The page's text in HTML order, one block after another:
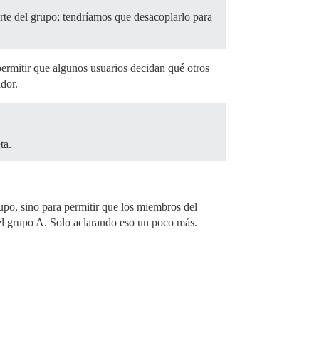
del grupo; tendríamos que desacoplarlo para
que algunos usuarios decidan qué otros
sino para permitir que los miembros del
grupo A. Solo aclarando eso un poco más.